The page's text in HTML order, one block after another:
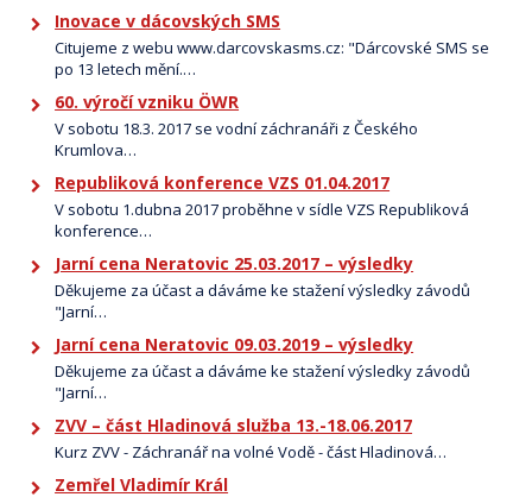
Inovace v dácovských SMS
Citujeme z webu www.darcovskasms.cz: "Dárcovské SMS se
po 13 letech mění.…
60. výročí vzniku ÖWR
V sobotu 18.3. 2017 se vodní záchranáři z Českého
Krumlova…
Republiková konference VZS 01.04.2017
V sobotu 1.dubna 2017 proběhne v sídle VZS Republiková
konference…
Jarní cena Neratovic 25.03.2017 – výsledky
Děkujeme za účast a dáváme ke stažení výsledky závodů
"Jarní…
Jarní cena Neratovic 09.03.2019 – výsledky
Děkujeme za účast a dáváme ke stažení výsledky závodů
"Jarní…
ZVV – část Hladinová služba 13.-18.06.2017
Kurz ZVV - Záchranář na volné Vodě - část Hladinová…
Zemřel Vladimír Král